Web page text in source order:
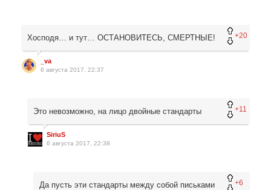
+20
Хосподя… и тут… ОСТАНОВИТЕСЬ, СМЕРТНЫЕ!
_va
6 августа 2017, 22:37
+11
Это невозможно, на лицо двойные стандарты
SiriuS
6 августа 2017, 22:38
+6
Да пусть эти стандарты между собой письками